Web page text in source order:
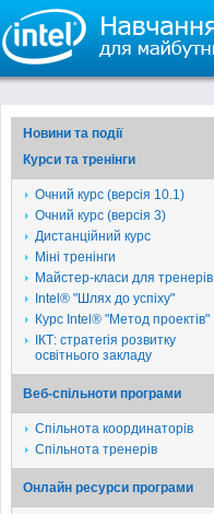
Новини та події
Курси та тренінги
Очний курс (версія 10.1)
Очний курс (версія 3)
Дистанційний курс
Міні тренінги
Майстер-класи для тренерів
Intel® "Шлях до успіху"
Курс Intel® "Метод проектів"
ІКТ: стратегія розвитку
освітнього закладу
Веб-спільноти програми
Спільнота координаторів
Спільнота тренерів
Онлайн ресурси програми